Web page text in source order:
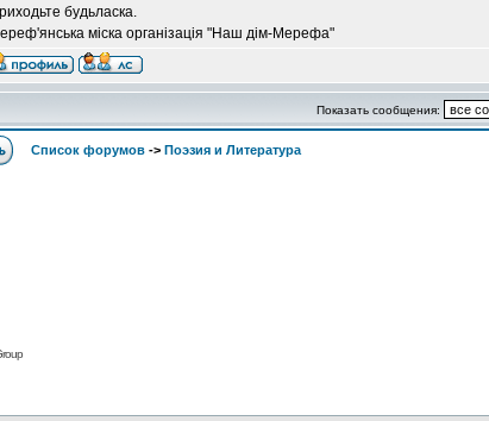
будьласка.
міска організація "Наш дім-Мерефа"
Показать сообщения:
Список форумов -> Поэзия и Литература